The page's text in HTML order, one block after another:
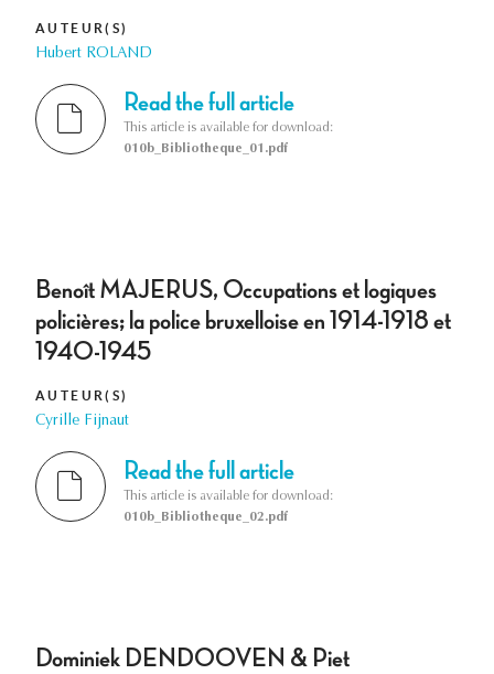
AUTEUR(S)
Hubert ROLAND
Read the full article
This article is available for download:
010b_Bibliotheque_01.pdf
Benoît MAJERUS, Occupations et logiques
policières; la police bruxelloise en 1914-1918 et
1940-1945
AUTEUR(S)
Cyrille Fijnaut
Read the full article
This article is available for download:
010b_Bibliotheque_02.pdf
Dominiek DENDOOVEN & Piet